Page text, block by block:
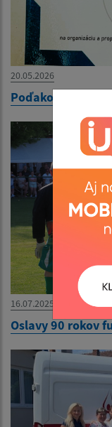
20.05.2026
Poďakovanie TSK
16.07.2025
Oslavy 90 rokov